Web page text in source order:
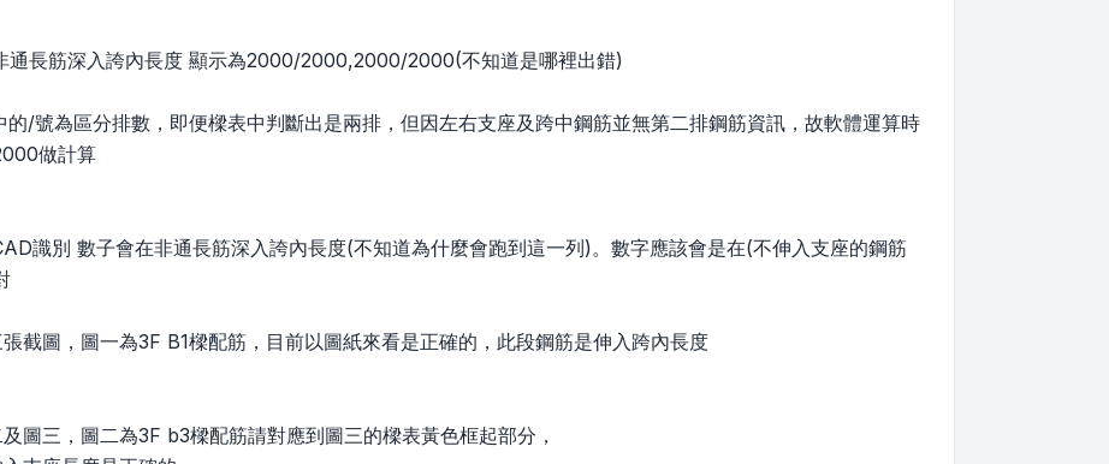
通長筋深入誇內長度 顯示為2000/2000,2000/2000(不知道是哪裡出錯)
/號為區分排數，即便樑表中判斷出是兩排，但因左右支座及跨中鋼筋並無第二排鋼筋資訊，故軟體運算時
做計算
識別 數子會在非通長筋深入誇內長度(不知道為什麼會跑到這一列)。數字應該會是在(不伸入支座的鋼筋
截圖，圖一為3F B1樑配筋，目前以圖紙來看是正確的，此段鋼筋是伸入跨內長度
圖三，圖二為3F b3樑配筋請對應到圖三的樑表黃色框起部分，